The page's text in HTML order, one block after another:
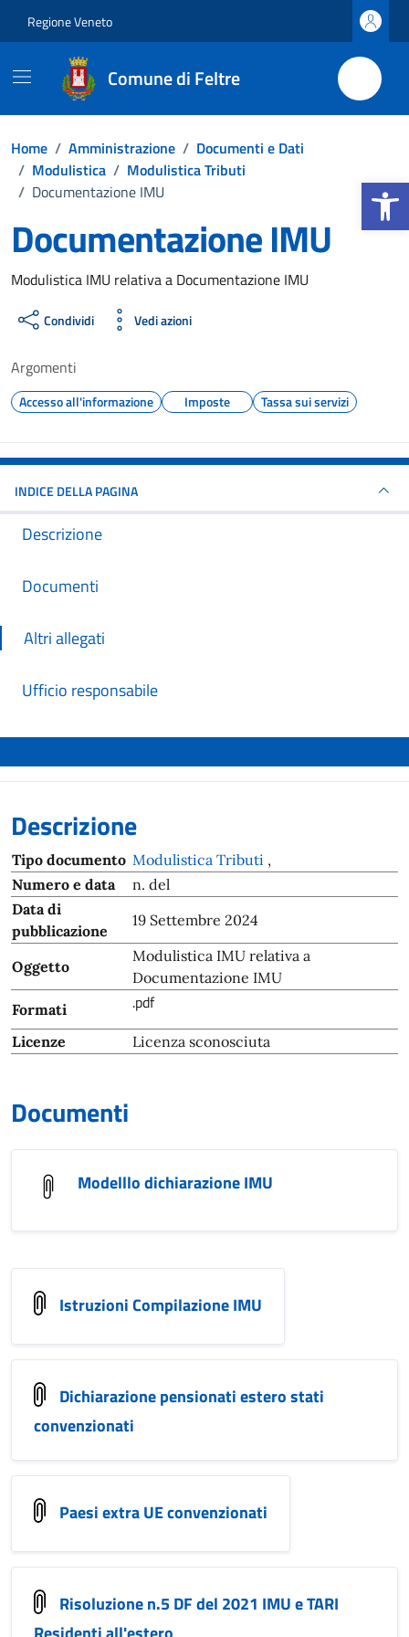
Apri la
Regione Veneto
Comune di Feltre
Home / Amministrazione / Documenti e Dati
/ Modulistica / Modulistica Tributi
/ Documentazione IMU
Documentazione IMU
Dettagli del documento
Modulistica IMU relativa a Documentazione IMU
Condividi Vedi azioni
Argomenti
Accesso all'informazione Imposte Tassa sui servizi
INDICE DELLA PAGINA
Descrizione
Documenti
Altri allegati
Ufficio responsabile
Descrizione
Tipo documento Modulistica Tributi ,
Numero e data
n. del
Data di
pubblicazione
19 Settembre 2024
Oggetto
Modulistica IMU relativa a
Documentazione IMU
Formati
.pdf
Licenze Licenza sconosciuta
Documenti
Modelllo dichiarazione IMU
Istruzioni Compilazione IMU
Dichiarazione pensionati estero stati
convenzionati
Paesi extra UE convenzionati
Risoluzione n.5 DF del 2021 IMU e TARI